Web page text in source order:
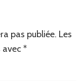
pas publiée. Les
*